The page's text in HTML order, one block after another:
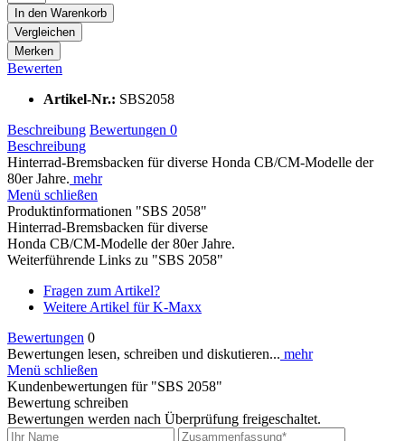
In den Warenkorb
Vergleichen
Merken
Bewerten
Artikel-Nr.: SBS2058
Beschreibung Bewertungen 0
Beschreibung
Hinterrad-Bremsbacken für diverse Honda CB/CM-Modelle der
80er Jahre. mehr
Menü schließen
Produktinformationen "SBS 2058"
Hinterrad-Bremsbacken für diverse
Honda CB/CM-Modelle der 80er Jahre.
Weiterführende Links zu "SBS 2058"
Fragen zum Artikel?
Weitere Artikel für K-Maxx
Bewertungen 0
Bewertungen lesen, schreiben und diskutieren... mehr
Menü schließen
Kundenbewertungen für "SBS 2058"
Bewertung schreiben
Bewertungen werden nach Überprüfung freigeschaltet.